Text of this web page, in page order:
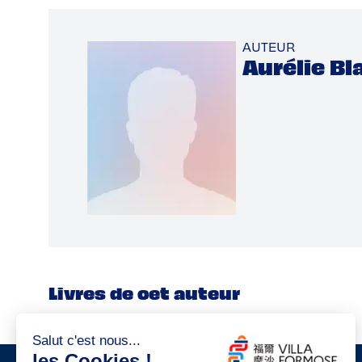
AUTEUR
Aurélie
Livres de cet auteur